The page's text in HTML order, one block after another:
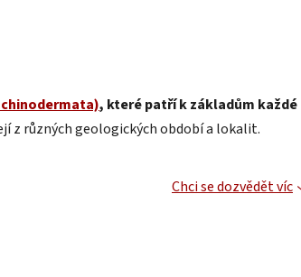
, které patří k základům
z různých geologických období a lokalit.
Chci se dozvědět víc